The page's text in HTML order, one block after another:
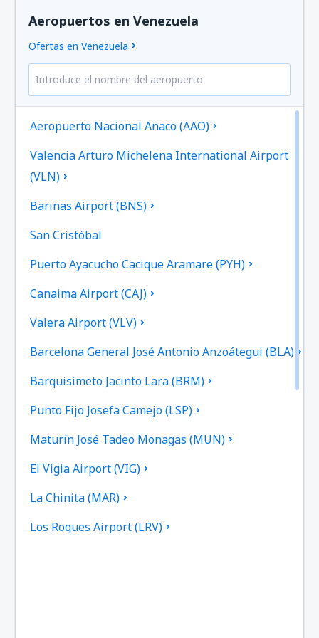
Aeropuertos en Venezuela
Ofertas en Venezuela
Aeropuerto Nacional Anaco (AAO)
Valencia Arturo Michelena International Airport
(VLN)
Barinas Airport (BNS)
San Cristóbal
Puerto Ayacucho Cacique Aramare (PYH)
Canaima Airport (CAJ)
Valera Airport (VLV)
Barcelona General José Antonio Anzoátegui (BLA)
Barquisimeto Jacinto Lara (BRM)
Punto Fijo Josefa Camejo (LSP)
Maturín José Tadeo Monagas (MUN)
El Vigia Airport (VIG)
La Chinita (MAR)
Los Roques Airport (LRV)